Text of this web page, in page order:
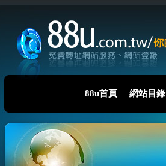
88u首頁 網站目錄